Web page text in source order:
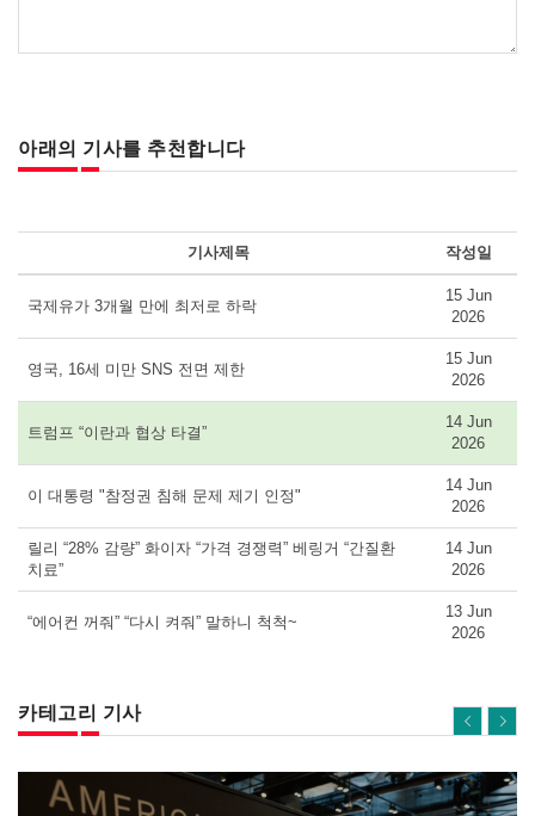
아래의 기사를 추천합니다
기사제목 작성일
국제유가 3개월 만에 최저로 하락
15 Jun
2026
영국, 16세 미만 SNS 전면 제한
15 Jun
2026
트럼프 “이란과 협상 타결”
14 Jun
2026
이 대통령 "참정권 침해 문제 제기 인정"
14 Jun
2026
릴리 “28% 감량” 화이자 “가격 경쟁력” 베링거 “간질환
치료”
14 Jun
2026
“에어컨 꺼줘” “다시 켜줘” 말하니 척척~
13 Jun
2026
카테고리 기사